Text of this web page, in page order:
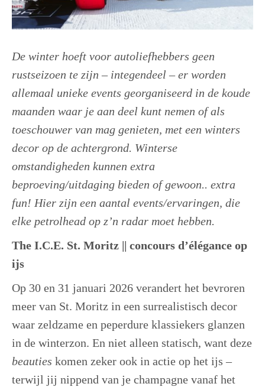
De winter hoeft voor autoliefhebbers geen
rustseizoen te zijn – integendeel – er worden
allemaal unieke events georganiseerd in de koude
maanden waar je aan deel kunt nemen of als
toeschouwer van mag genieten, met een winters
decor op de achtergrond. Winterse
omstandigheden kunnen extra
beproeving/uitdaging bieden of gewoon.. extra
fun! Hier zijn een aantal events/ervaringen, die
elke petrolhead op z’n radar moet hebben.
The I.C.E. St. Moritz || concours d’élégance op
ijs
Op 30 en 31 januari 2026 verandert het bevroren
meer van St. Moritz in een surrealistisch decor
waar zeldzame en peperdure klassiekers glanzen
in de winterzon. En niet alleen statisch, want deze
beauties komen zeker ook in actie op het ijs –
terwijl jij nippend van je champagne vanaf het